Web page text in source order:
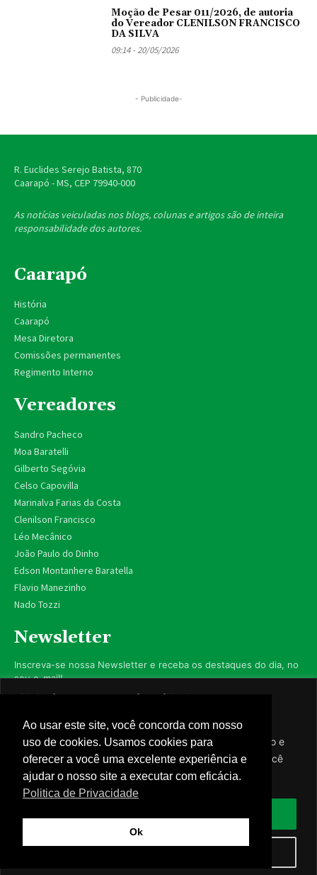
Valorizamos sua privacidade
Utilizamos cookies para aprimorar sua experiência de
navegação, exibir anúncios ou conteúdo personalizado e
analisar nosso tráfego. Ao clicar em “Aceitar todos”, você
concorda com nosso uso de cookies.
Moção de Pesar 011/2026, de autoria
do Vereador CLENILSON FRANCISCO
DA SILVA
09:14 - 20/05/2026
- Publicidade-
R. Euclides Serejo Batista, 870
Caarapó - MS, CEP 79940-000
As notícias veiculadas nos blogs, colunas e artigos são de inteira
responsabilidade dos autores.
Caarapó
História
Caarapó
Mesa Diretora
Comissões permanentes
Regimento Interno
Vereadores
Sandro Pacheco
Moa Baratelli
Gilberto Segóvia
Celso Capovilla
Marinalva Farias da Costa
Clenilson Francisco
Léo Mecânico
João Paulo do Dinho
Edson Montanhere Baratella
Flavio Manezinho
Nado Tozzi
Newsletter
Inscreva-se nossa Newsletter e receba os destaques do dia, no
seu e-mail!
Inscrever-se
Nós respeitamos sua privacidade.
Ao usar este site, você concorda com nosso
uso de cookies. Usamos cookies para
oferecer a você uma excelente experiência e
ajudar o nosso site a executar com eficácia.
Politica de Privacidade
Ok